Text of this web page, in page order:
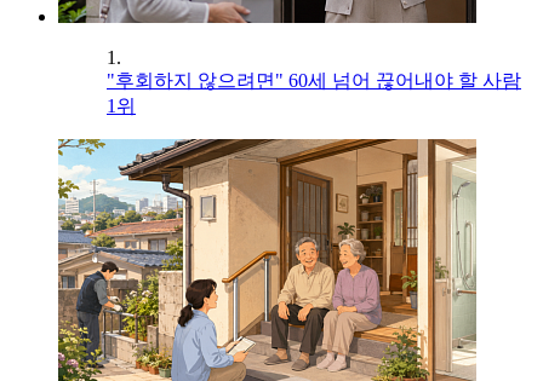
1.
"후회하지 않으려면" 60세 넘어 끊어내야 할 사람
1위